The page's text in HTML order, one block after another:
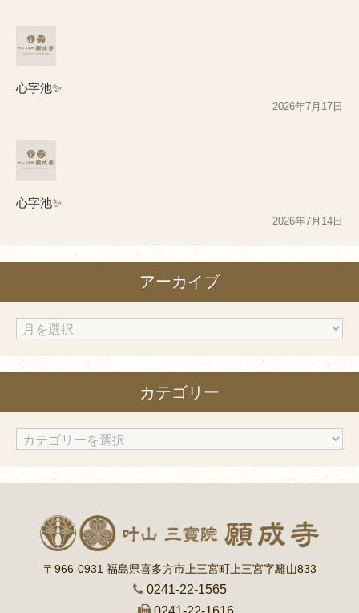
心字池✨
2026年7月17日
心字池✨
2026年7月14日
アーカイブ
ア
カ
ブ
カテゴリー
カ
ゴ
〒966-0931 福島県喜多方市上三宮町上三宮字籬山833
0241-22-1565